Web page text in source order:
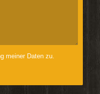
meiner Daten zu.